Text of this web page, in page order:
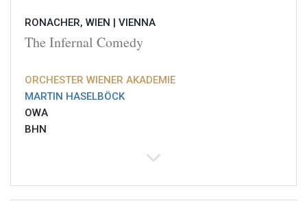
RONACHER, WIEN | VIENNA
The Infernal Comedy
ORCHESTER WIENER AKADEMIE
MARTIN HASELBÖCK
OWA
BHN